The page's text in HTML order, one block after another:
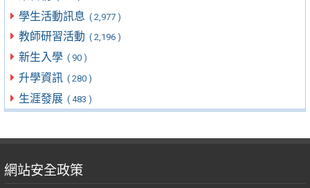
學生活動訊息 ( 2,977 )
教師研習活動 ( 2,196 )
新生入學 ( 90 )
升學資訊 ( 280 )
生涯發展 ( 483 )
網站安全政策